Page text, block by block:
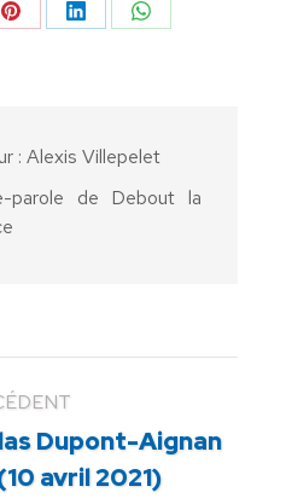
PartagerPartagerPartager
: Alexis Villepelet
parole de Debout la
Article
précédent
Dupont-Aignan
avril 2021)